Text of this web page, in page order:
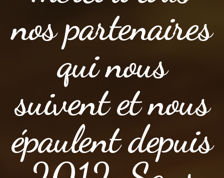
nos partenaires
qui nous
suivent et nous
épaulent depuis